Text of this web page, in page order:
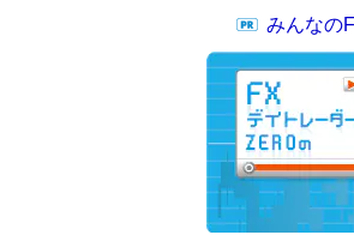
みんなの